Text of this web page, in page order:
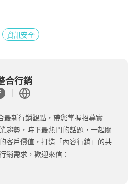
資訊安全
合行銷
最新行銷觀點，帶您掌握招募實
趨勢，時下最熱門的話題，一起關
客戶價值，打造「內容行銷」的共
銷需求，歡迎來信：